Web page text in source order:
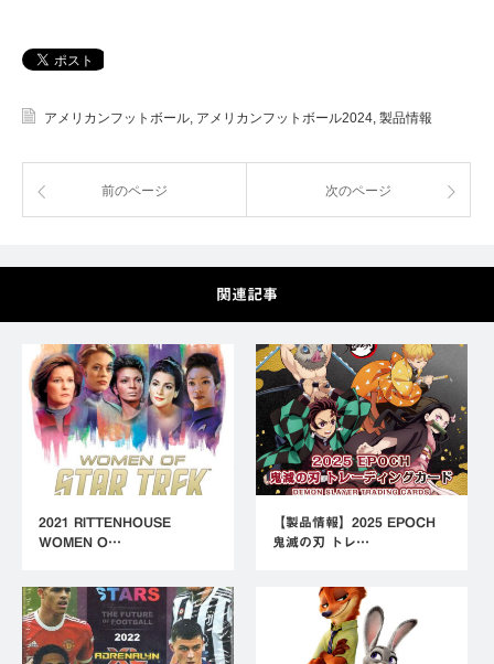
アメリカンフットボール, アメリカンフットボール2024, 製品情報
前のページ 次のページ
関連記事
2021 RITTENHOUSE
WOMEN O…
【製品情報】2025 EPOCH
鬼滅の刃 トレ…